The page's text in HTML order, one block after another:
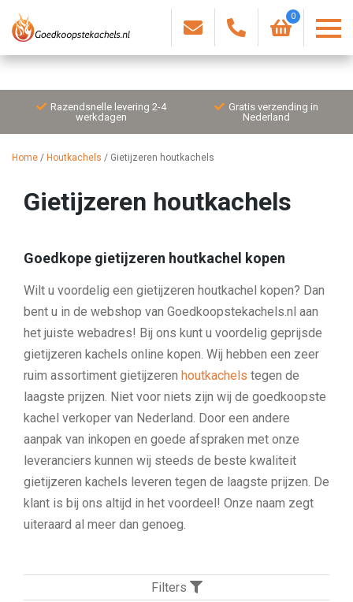
0
Razendsnelle levering 2-4
werkdagen
Gratis verzending in
Nederland
Home / Houtkachels / Gietijzeren houtkachels
Gietijzeren houtkachels
Goedkope gietijzeren houtkachel kopen
Wilt u voordelig een gietijzeren houtkachel kopen? Dan
bent u in de webshop van Goedkoopstekachels.nl aan
het juiste webadres! Bij ons kunt u voordelig geprijsde
gietijzeren kachels online kopen. Wij hebben een zeer
ruim assortiment gietijzeren houtkachels tegen de
laagste prijzen. Niet voor niets zijn wij de goedkoopste
kachel verkoper van Nederland. Door een andere
aanpak van inkopen en goede afspraken met onze
leveranciers kunnen wij steeds de beste kwaliteit
gietijzeren kachels leveren tegen de laagste prijzen. De
klant is bij ons altijd in het voordeel! Onze naam zegt
uiteraard al meer dan genoeg.
Filters